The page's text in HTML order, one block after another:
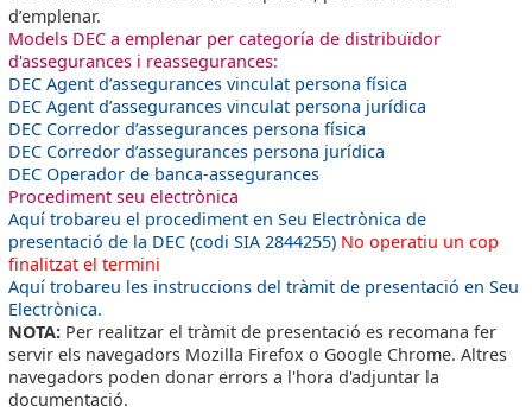
d’emplenar.
Models DEC a emplenar per categoría de distribuïdor
d'assegurances i reassegurances:
DEC Agent d’assegurances vinculat persona física
DEC Agent d’assegurances vinculat persona jurídica
DEC Corredor d’assegurances persona física
DEC Corredor d’assegurances persona jurídica
DEC Operador de banca-assegurances
Procediment seu electrònica
Aquí trobareu el procediment en Seu Electrònica de
presentació de la DEC (codi SIA 2844255) No operatiu un cop
finalitzat el termini
Aquí trobareu les instruccions del tràmit de presentació en Seu
Electrònica.
NOTA: Per realitzar el tràmit de presentació es recomana fer
servir els navegadors Mozilla Firefox o Google Chrome. Altres
navegadors poden donar errors a l'hora d'adjuntar la
documentació.